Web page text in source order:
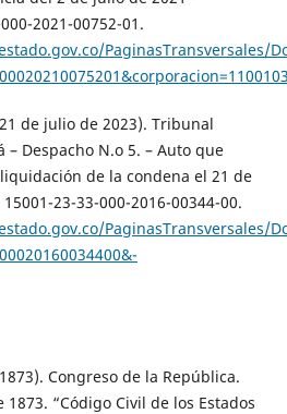
2021-00752-01.
PaginasTransversales/
de julio de 2023). Tribunal
Despacho N.o 5. – Auto que
de la condena el 21 de
23-33-000-2016-00344-00.
PaginasTransversales/
Congreso de la República.
1873. “Código Civil de los Estados